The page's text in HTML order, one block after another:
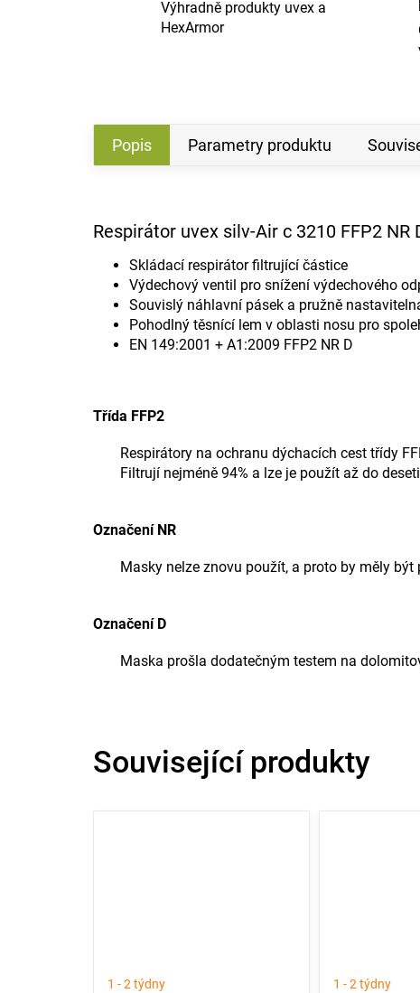
Výhradně produkty uvex a
HexArmor
Související produkty
1 - 2 týdny 1 - 2 týdny
Popis Parametry produktu
Respirátor uvex silv-Air c 3210 FFP2 NR
Skládací respirátor filtrující částice
Výdechový ventil pro snížení výdechového
Souvislý náhlavní pásek a pružně
Pohodlný těsnící lem v oblasti nosu pro
EN 149:2001 + A1:2009 FFP2 NR D
Třída FFP2
Respirátory na ochranu dýchacích cest třídy
Filtrují nejméně 94% a lze je použít až do
Označení NR
Masky nelze znovu použít, a proto by měly
Označení D
Maska prošla dodatečným testem na